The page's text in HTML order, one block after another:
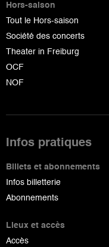
Hors-saison
Tout le Hors-saison
Société des concerts
Theater in Freiburg
OCF
NOF
Infos pratiques
Billets et abonnements
Infos billetterie
Abonnements
Lieux et accès
Accès